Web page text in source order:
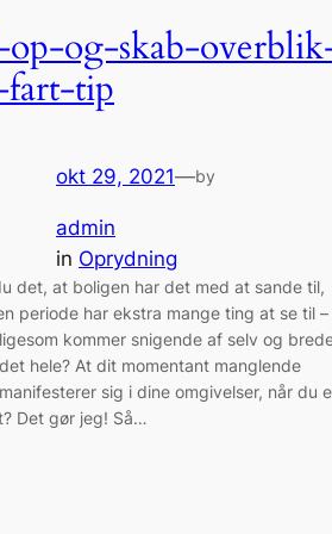
og-skab-
tip
okt 29, 2021—by
admin
in Oprydning
det, at boligen har det med at sande til,
periode har ekstra mange ting at se til –
kommer snigende af selv og
hele? At dit momentant manglende
sig i dine omgivelser, når du
Det gør jeg! Så…